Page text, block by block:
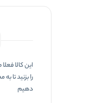
این کالا
را بزنید تا
دهیم